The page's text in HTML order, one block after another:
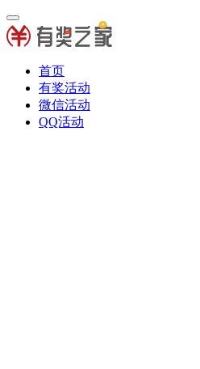
首页
有奖活动
微信活动
QQ活动